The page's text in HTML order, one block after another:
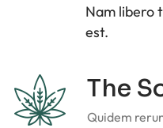
Nam libero
est.
The
Quidem